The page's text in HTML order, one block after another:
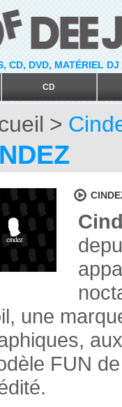
CD, DVD, MATÉRIEL
CD
>
une
FUN de